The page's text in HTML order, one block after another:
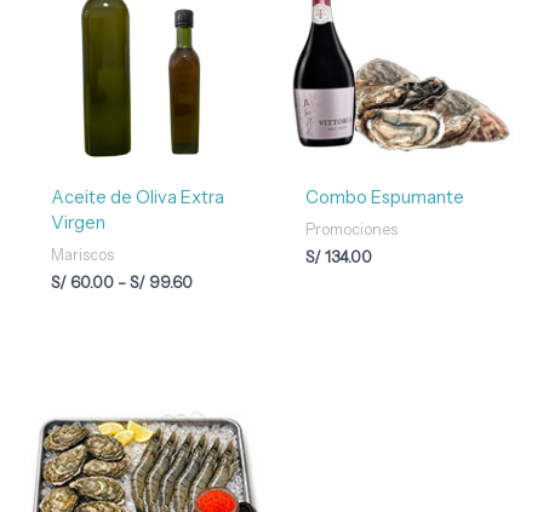
Aceite de Oliva Extra
Virgen
Mariscos
S/60.00 - S/99.60
desde
S/ 60.00
hasta
Combo Espumante
Promociones
S/134.00